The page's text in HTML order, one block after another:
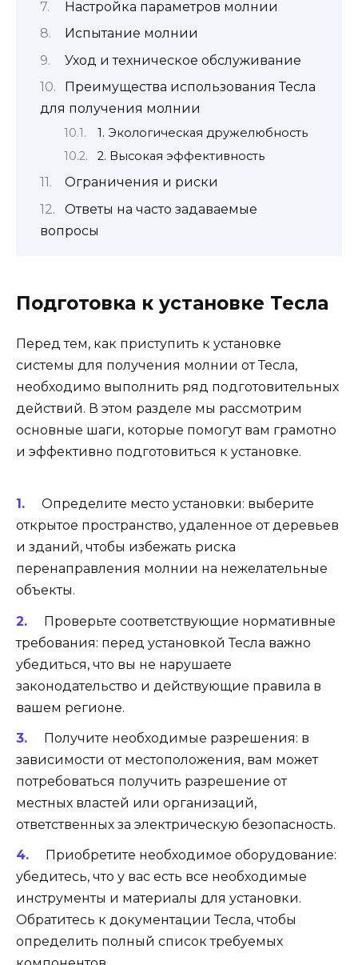
Настройка параметров молнии
Испытание молнии
Уход и техническое обслуживание
Преимущества использования Тесла
для получения молнии
1. Экологическая дружелюбность
2. Высокая эффективность
Ограничения и риски
Ответы на часто задаваемые
вопросы
Подготовка к установке Тесла
Перед тем, как приступить к установке
системы для получения молнии от Тесла,
необходимо выполнить ряд подготовительных
действий. В этом разделе мы рассмотрим
основные шаги, которые помогут вам грамотно
и эффективно подготовиться к установке.
Определите место установки: выберите
открытое пространство, удаленное от деревьев
и зданий, чтобы избежать риска
перенаправления молнии на нежелательные
объекты.
Проверьте соответствующие нормативные
требования: перед установкой Тесла важно
убедиться, что вы не нарушаете
законодательство и действующие правила в
вашем регионе.
Получите необходимые разрешения: в
зависимости от местоположения, вам может
потребоваться получить разрешение от
местных властей или организаций,
ответственных за электрическую безопасность.
Приобретите необходимое оборудование:
убедитесь, что у вас есть все необходимые
инструменты и материалы для установки.
Обратитесь к документации Тесла, чтобы
определить полный список требуемых